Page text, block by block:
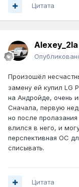
Цитата
Alexey_2la
Произошёл
замену ей купил LG
на Андройде, очень
Сначала, первую
но после
влился в него, и
перспективная ОС
списывать.
Цитата